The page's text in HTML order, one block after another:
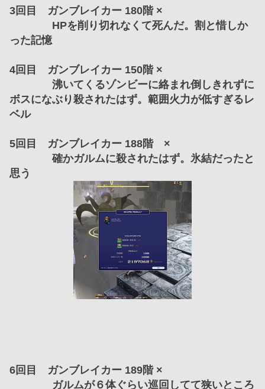
3回目　ガンブレイカー 180階 ×
HPを削り切れなくて死んだ。割と惜しか
った記憶
4回目　ガンブレイカー 150階 ×
沸いてくるゾンビーに絡まれ倒しきれずに
ボスになぶり殺されたはず。範囲火力が低すぎるレ
ベル
5回目　ガンブレイカー 188階　×
確かガルムに殺されたはず。氷結だったと
思う
6回目　ガンブレイカー 189階 ×
ガルムが６体ぐらい巡回してて狭いところ